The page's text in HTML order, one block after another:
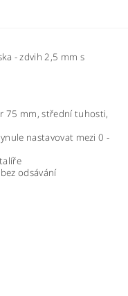
- zdvih 2,5 mm s
75 mm, střední tuhosti,
nastavovat mezi 0 -
odsávání